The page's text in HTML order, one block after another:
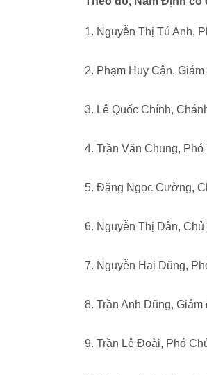
1. Nguyễn Thị Tú Anh,
2. Phạm Huy Cận,
3. Lê Quốc Chính,
4. Trần Văn Chung,
5. Đặng Ngọc Cường,
6. Nguyễn Thị Dân,
7. Nguyễn Hai Dũng,
8. Trần Anh Dũng,
9. Trần Lê Đoài, Phó